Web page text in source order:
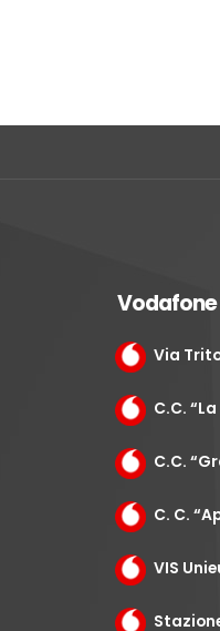
Vodafone
Via
C.C.
C.C.
C. C.
VIS